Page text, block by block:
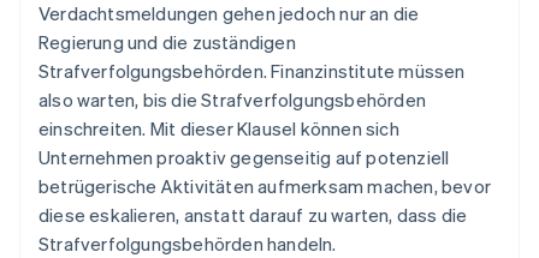
Verdachtsmeldungen gehen jedoch nur an die
Regierung und die zuständigen
Strafverfolgungsbehörden. Finanzinstitute müssen
also warten, bis die Strafverfolgungsbehörden
einschreiten. Mit dieser Klausel können sich
Unternehmen proaktiv gegenseitig auf potenziell
betrügerische Aktivitäten aufmerksam machen, bevor
diese eskalieren, anstatt darauf zu warten, dass die
Strafverfolgungsbehörden handeln.